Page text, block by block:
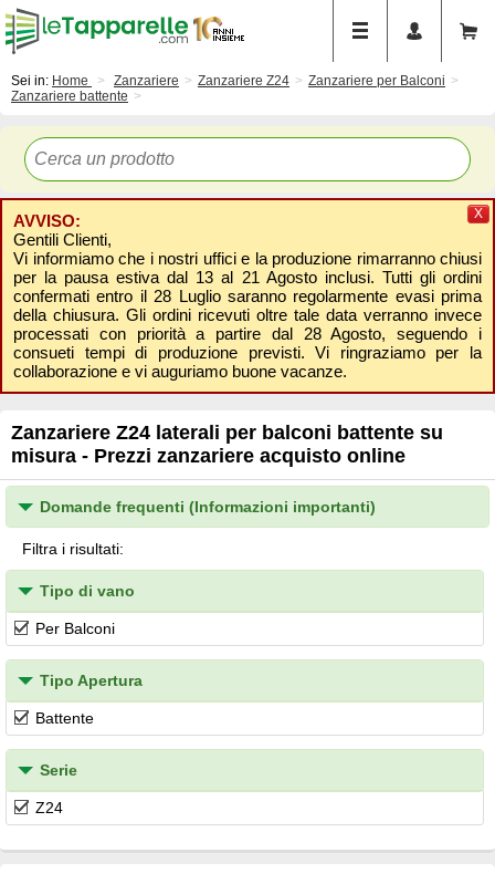
Sei in: Home Zanzariere Zanzariere Z24
Zanzariere per Balconi
Zanzariere battente
AVVISO:
Gentili Clienti,
Vi informiamo che i nostri uffici e la produzione rimarranno chiusi
per la pausa estiva dal 13 al 21 Agosto inclusi. Tutti gli ordini
confermati entro il 28 Luglio saranno regolarmente evasi prima
della chiusura. Gli ordini ricevuti oltre tale data verranno invece
processati con priorità a partire dal 28 Agosto, seguendo i
consueti tempi di produzione previsti. Vi ringraziamo per la
collaborazione e vi auguriamo buone vacanze.
X
Zanzariere Z24 laterali per balconi battente su
misura - Prezzi zanzariere acquisto online
Domande frequenti (Informazioni importanti)
Filtra i risultati:
Tipo di vano
Per Balconi
Tipo Apertura
Battente
Serie
Z24